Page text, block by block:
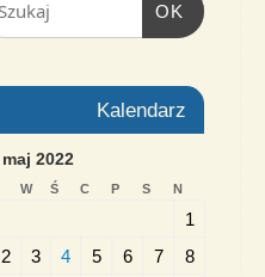
OK
Kalendarz
maj 2022
W Ś C P S N
1
2
3 4 5 6 7 8